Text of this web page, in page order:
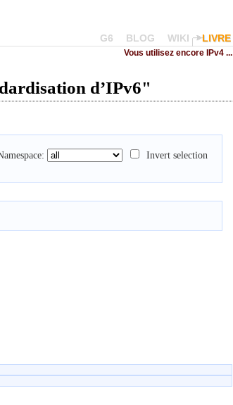
G6 BLOG WIKI LIVRE
Vous utilisez encore IPv4 ...
d’IPv6"
Invert selection